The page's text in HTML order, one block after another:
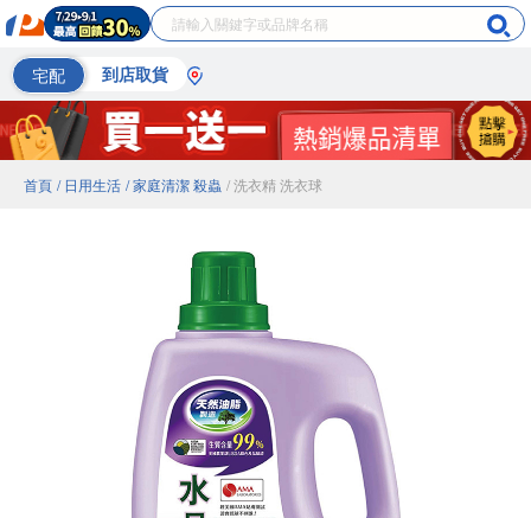
宅配 到店取貨
首頁 / 日用生活 / 家庭清潔 殺蟲 / 洗衣精 洗衣球